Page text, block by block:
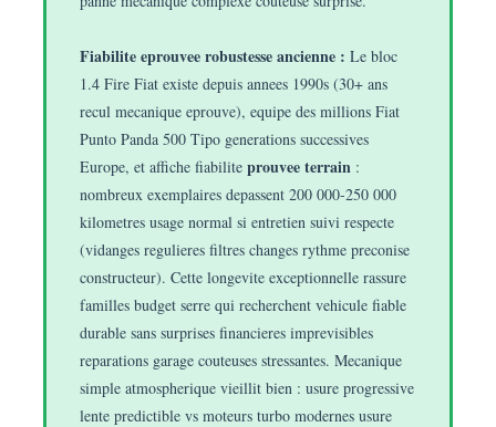
Fiabilite eprouvee robustesse ancienne : Le bloc
1.4 Fire Fiat existe depuis annees 1990s (30+ ans
recul mecanique eprouve), equipe des millions Fiat
Punto Panda 500 Tipo generations successives
Europe, et affiche fiabilite prouvee terrain :
nombreux exemplaires depassent 200 000-250 000
kilometres usage normal si entretien suivi respecte
(vidanges regulieres filtres changes rythme preconise
constructeur). Cette longevite exceptionnelle rassure
familles budget serre qui recherchent vehicule fiable
durable sans surprises financieres imprevisibles
reparations garage couteuses stressantes. Mecanique
simple atmospherique vieillit bien : usure progressive
lente predictible vs moteurs turbo modernes usure